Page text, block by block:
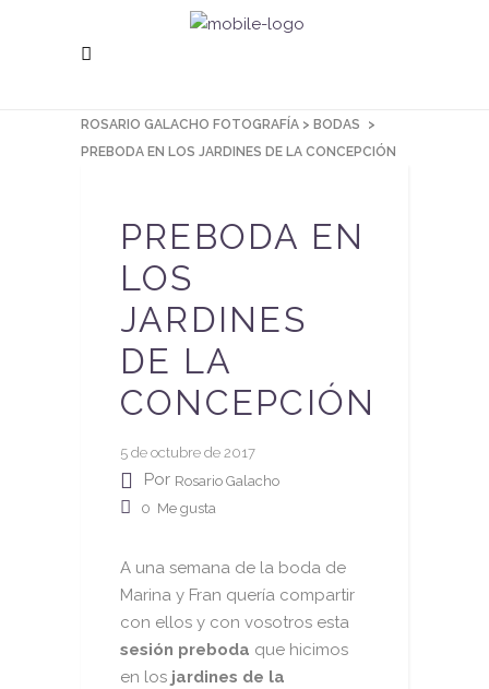
ROSARIO GALACHO FOTOGRAFÍA > BODAS
>
PREBODA EN LOS JARDINES DE LA CONCEPCIÓN
PREBODA EN
LOS
JARDINES
DE LA
CONCEPCIÓN
5 de octubre de 2017
Por Rosario Galacho
0 Me gusta
A una semana de la boda de
Marina y Fran quería compartir
con ellos y con vosotros esta
sesión preboda que hicimos
en los jardines de la